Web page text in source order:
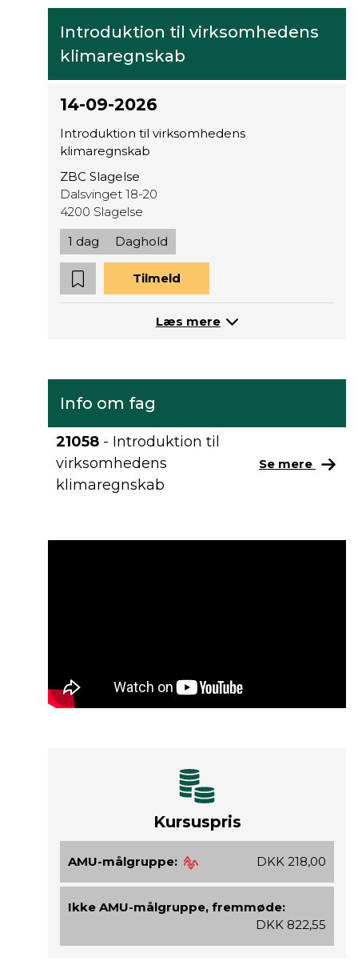
Introduktion til virksomhedens
klimaregnskab
14-09-2026
Introduktion til virksomhedens
klimaregnskab
ZBC Slagelse
Dalsvinget 18-20
4200 Slagelse
1 dag
Daghold
Tilmeld
Læs mere
Info om fag
21058 - Introduktion til
virksomhedens
klimaregnskab
Se mere
Kursuspris
AMU-målgruppe: DKK 218,00
Ikke AMU-målgruppe, fremmøde:
DKK 822,55